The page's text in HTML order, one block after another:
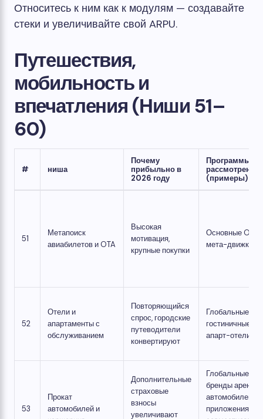
Относитесь к ним как к модулям — создавайте
стеки и увеличивайте свой ARPU.
Путешествия,
мобильность и
впечатления (Ниши 51–
60)
# ниша
Почему
прибыльно в
2026 году
Программы
рассмотрения
(примеры)
51
Метапоиск
авиабилетов и OTA
Высокая
мотивация,
крупные покупки
Основные OTA,
мета-движки
52
Отели и
апартаменты с
обслуживанием
Повторяющийся
спрос, городские
путеводители
конвертируют
Глобальные
гостиничные
апарт-отели
53
Прокат
автомобилей и
Дополнительные
страховые
взносы
увеличивают
Глобальные
бренды аренды
автомобилей,
приложения